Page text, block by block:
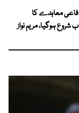
معاہدے کا
شروع ہوگیا، مریم نواز